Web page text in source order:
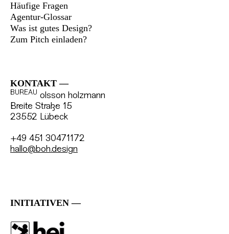
Häufige Fragen
Agentur-Glossar
Was ist gutes Design?
Zum Pitch einladen?
KONTAKT
BUREAU olsson holzmann
Breite Straße 15
23552 Lübeck
+49 451 30471172
hallo@boh.design
INITIATIVEN